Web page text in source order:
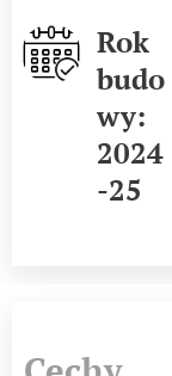
Rok
budo
wy:
2024
-25